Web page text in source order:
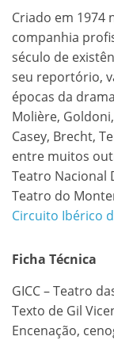
Criado em 1974
companhia
século de
seu reportório,
épocas da
Molière,
Casey, Brecht,
entre muitos
Teatro Nacional
Teatro do
Circuito Ibérico
Ficha Técnica
GICC – Teatro
Texto de Gil
Encenação,